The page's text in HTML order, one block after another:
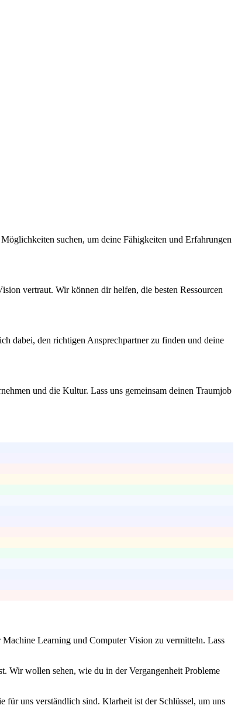
suchen, um deine Fähigkeiten und Erfahrungen
vertraut. Wir können dir helfen, die besten Ressourcen
dabei, den richtigen Ansprechpartner zu finden und deine
und die Kultur. Lass uns gemeinsam deinen Traumjob
Learning und Computer Vision zu vermitteln. Lass
Wir wollen sehen, wie du in der Vergangenheit Probleme
für uns verständlich sind. Klarheit ist der Schlüssel, um uns